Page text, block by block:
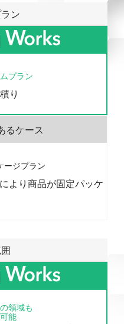
ン
プラン
り
ージプラン
より商品が固定パッケ
領域も
能